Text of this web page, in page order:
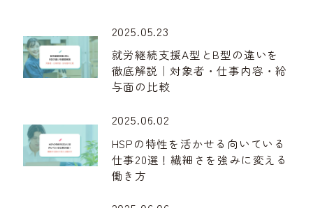
2025.05.23
就労継続支援A型とB型の違いを
徹底解説｜対象者・仕事内容・給
与面の比較
2025.06.02
HSPの特性を活かせる向いている
仕事20選！繊細さを強みに変える
働き方